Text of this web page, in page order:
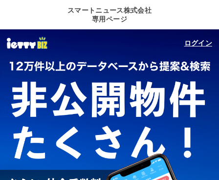
スマートニュース株式会社
専用ページ
ログイン